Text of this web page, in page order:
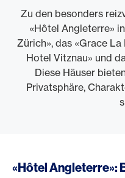
Zu den besonders
«Hôtel Angleterre»
Zürich», das «Grace
Hotel Vitznau» und
Diese Häuser
Privatsphäre,
«Hôtel Angleterre»: